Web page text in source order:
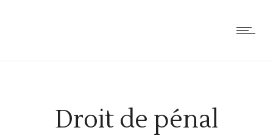
Droit de pénal